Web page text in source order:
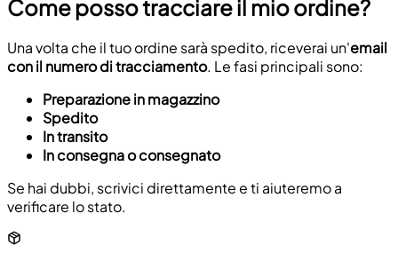
Come posso tracciare il mio ordine?
Una volta che il tuo ordine sarà spedito, riceverai un'email
con il numero di tracciamento. Le fasi principali sono:
Preparazione in magazzino
Spedito
In transito
In consegna o consegnato
Se hai dubbi, scrivici direttamente e ti aiuteremo a
verificare lo stato.